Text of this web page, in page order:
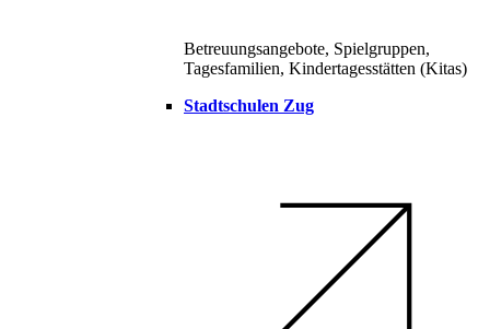
Betreuungsangebote, Spielgruppen,
Tagesfamilien, Kindertagesstätten (Kitas)
Stadtschulen Zug